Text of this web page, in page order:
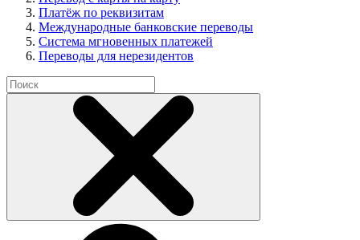
Платёж по реквизитам
Международные банковские переводы
Система мгновенных платежей
Переводы для нерезидентов